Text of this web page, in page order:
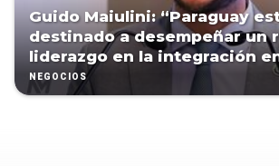
Guido Maiulini: “Paraguay
destinado a desempeñar un
liderazgo en la integración
NEGOCIOS